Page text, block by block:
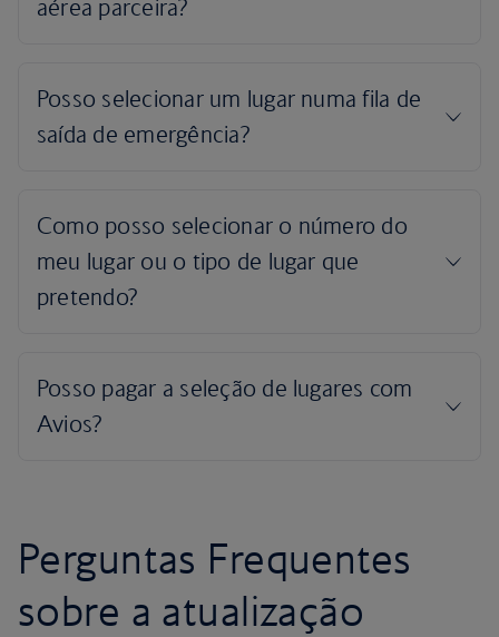
Perguntas Frequentes
sobre a atualização